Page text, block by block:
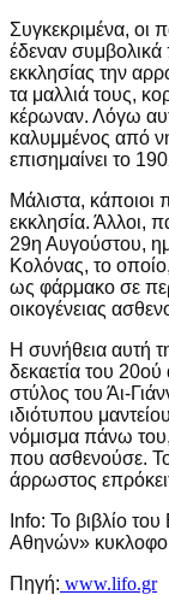
Συγκεκριμένα, οι
έδεναν
εκκλησίας την
τα μαλλιά τους,
κέρωναν. Λόγω
καλυμμένος από
επισημαίνει το
Μάλιστα, κάποιοι
εκκλησία. Άλλοι,
29η Αυγούστου,
Κολόνας, το
ως φάρμακο σε
οικογένειας
Η συνήθεια αυτή
δεκαετία του
στύλος του Άι-
ιδιότυπου
νόμισμα πάνω
που ασθενούσε.
άρρωστος
Info: Το βιβλίο
Αθηνών»
Πηγή: www.lifo.gr